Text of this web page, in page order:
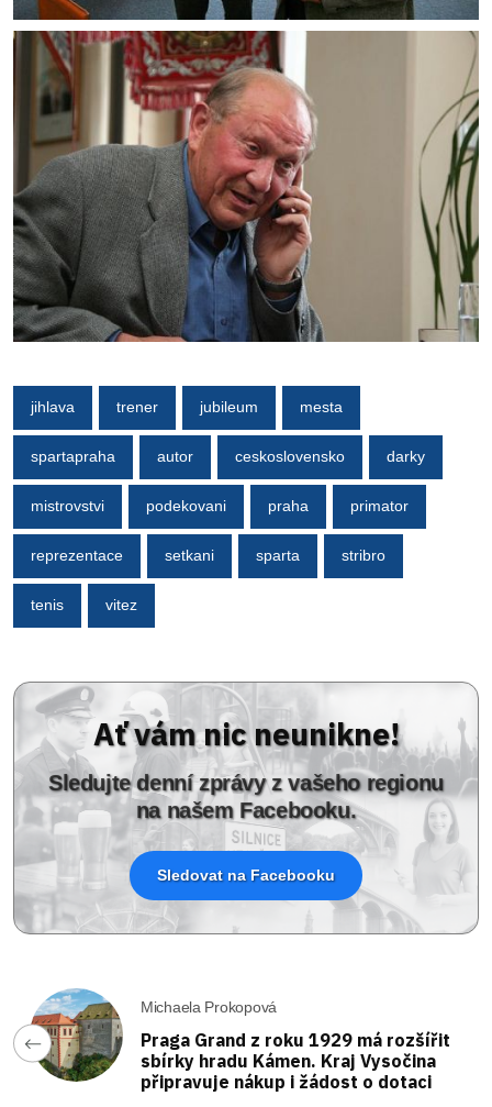
jihlava trener jubileum mesta
spartapraha autor ceskoslovensko darky
mistrovstvi podekovani praha primator
reprezentace setkani sparta stribro
tenis vitez
Ať vám nic neunikne!
Sledujte denní zprávy z vašeho regionu
na našem Facebooku.
Sledovat na Facebooku
Michaela Prokopová
Praga Grand z roku 1929 má rozšířit
sbírky hradu Kámen. Kraj Vysočina
připravuje nákup i žádost o dotaci